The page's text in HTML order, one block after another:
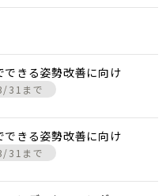
できる姿勢改善に向け
31まで
できる姿勢改善に向け
31まで